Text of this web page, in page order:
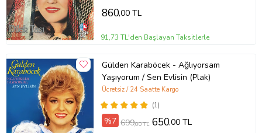
860,00 TL
91,73 TL'den Başlayan Taksitlerle
Gülden Karaböcek - Ağlıyorsam
Yaşıyorum / Sen Evlisin (Plak)
(1)
Ücretsiz / 24 Saatte Kargo
%7 699,00 TL 650,00 TL